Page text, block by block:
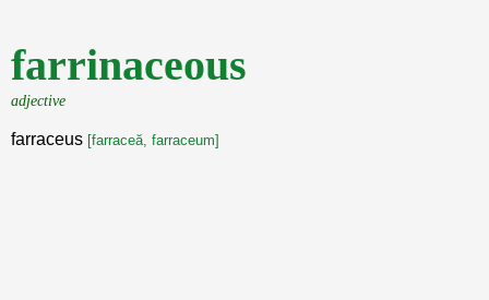
farrinaceous
adjective
farraceus [farraceă, farraceum]